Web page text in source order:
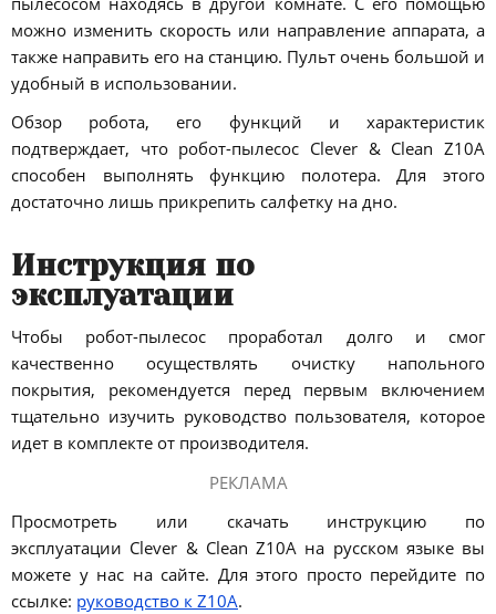
можно изменить скорость или направление аппарата, а
также направить его на станцию. Пульт очень большой и
удобный в использовании.
Обзор робота, его функций и характеристик
подтверждает, что робот-пылесос Clever & Clean Z10A
способен выполнять функцию полотера. Для этого
достаточно лишь прикрепить салфетку на дно.
Инструкция по
эксплуатации
Чтобы робот-пылесос проработал долго и смог
качественно осуществлять очистку напольного
покрытия, рекомендуется перед первым включением
тщательно изучить руководство пользователя, которое
идет в комплекте от производителя.
РЕКЛАМА
Просмотреть или скачать инструкцию по
эксплуатации Clever & Clean Z10A на русском языке вы
можете у нас на сайте. Для этого просто перейдите по
ссылке: руководство к Z10A.